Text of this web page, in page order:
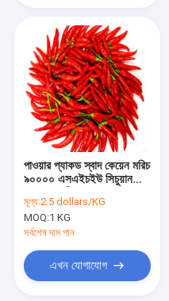
পাওয়ার প্যাকড স্বাদ কেয়েন মরিচ
৯০০০০ এসএইচইউ সিচুয়ান
মূল্য:2.5 dollars/KG
MOQ:1 KG
সর্বশেষ দাম পান
এখন যোগাযোগ